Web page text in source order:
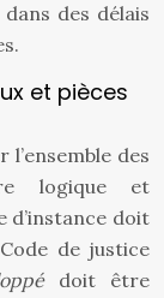
des délais
et pièces
des
logique et
d’instance doit
de justice
doit être